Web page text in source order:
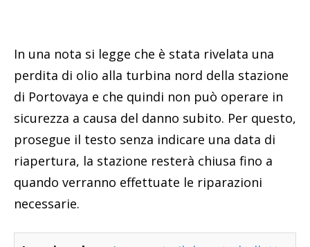
In una nota si legge che è stata rivelata una
perdita di olio alla turbina nord della stazione
di Portovaya e che quindi non può operare in
sicurezza a causa del danno subito. Per questo,
prosegue il testo senza indicare una data di
riapertura, la stazione resterà chiusa fino a
quando verranno effettuate le riparazioni
necessarie.